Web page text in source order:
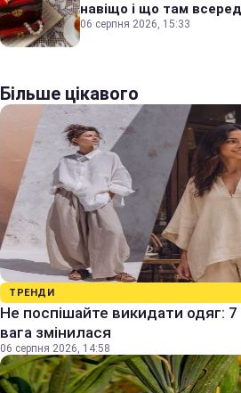
навіщо і що там
06 серпня 2026, 15:33
Більше цікавого
ТРЕНДИ
Не поспішайте викидати одяг:
вага змінилася
06 серпня 2026, 14:58